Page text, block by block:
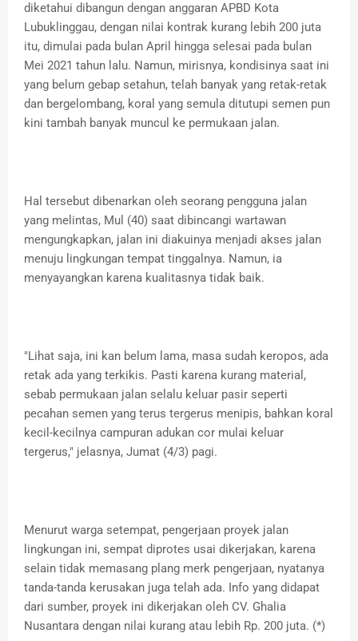
diketahui dibangun dengan anggaran APBD Kota
Lubuklinggau, dengan nilai kontrak kurang lebih 200 juta
itu, dimulai pada bulan April hingga selesai pada bulan
Mei 2021 tahun lalu. Namun, mirisnya, kondisinya saat ini
yang belum gebap setahun, telah banyak yang retak-retak
dan bergelombang, koral yang semula ditutupi semen pun
kini tambah banyak muncul ke permukaan jalan.
Hal tersebut dibenarkan oleh seorang pengguna jalan
yang melintas, Mul (40) saat dibincangi wartawan
mengungkapkan, jalan ini diakuinya menjadi akses jalan
menuju lingkungan tempat tinggalnya. Namun, ia
menyayangkan karena kualitasnya tidak baik.
"Lihat saja, ini kan belum lama, masa sudah keropos, ada
retak ada yang terkikis. Pasti karena kurang material,
sebab permukaan jalan selalu keluar pasir seperti
pecahan semen yang terus tergerus menipis, bahkan koral
kecil-kecilnya campuran adukan cor mulai keluar
tergerus," jelasnya, Jumat (4/3) pagi.
Menurut warga setempat, pengerjaan proyek jalan
lingkungan ini, sempat diprotes usai dikerjakan, karena
selain tidak memasang plang merk pengerjaan, nyatanya
tanda-tanda kerusakan juga telah ada. Info yang didapat
dari sumber, proyek ini dikerjakan oleh CV. Ghalia
Nusantara dengan nilai kurang atau lebih Rp. 200 juta. (*)